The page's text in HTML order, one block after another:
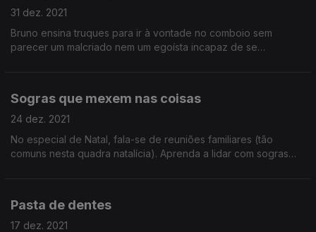
31 dez. 2021
Bruno ensina truques para ir à vontade no comboio sem
parecer um malcriado nem um egoísta incapaz de se
Sogras que mexem nas coisas
24 dez. 2021
No especial de Natal, fala-se de reuniões familiares (tão
comuns nesta quadra natalícia). Aprenda a lidar com sogras
Pasta de dentes
17 dez. 2021